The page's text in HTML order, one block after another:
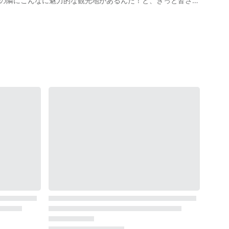
ょう。 また、人気観光地の奥入瀬渓流を歩いたり、仏ヶ
ぶ、日本三大渓のひとつ「嵯峨渓（さがけい）」です。 長
ます。 また、東松島の豊かな自然環
験で東松島の大自然のマリンアクティビティを満喫しまし
」がおこなわれ、ブ